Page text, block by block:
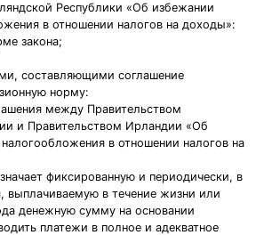
Республики «Об избежании
в отношении налогов на доходы»:
закона;
составляющими соглашение
норму:
между Правительством
и Правительством Ирландии «Об
в отношении налогов на
фиксированную и периодически, в
выплачиваемую в течение жизни или
денежную сумму на основании
платежи в полное и адекватное